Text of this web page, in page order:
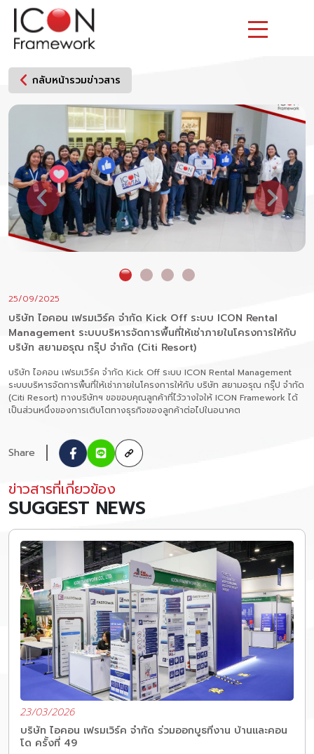
Skip
content
กลับหน้ารวมข่าวสาร
25/09/2025
บริษัท ไอคอน เฟรมเวิร์ค จำกัด Kick Off ระบบ ICON Rental
Management ระบบบริหารจัดการพื้นที่ให้เช่าภายในโครงการให้กับ
บริษัท สยามอรุณ กรุ๊ป จำกัด (Citi Resort)
บริษัท ไอคอน เฟรมเวิร์ค จำกัด Kick Off ระบบ ICON Rental Management
ระบบบริหารจัดการพื้นที่ให้เช่าภายในโครงการให้กับ บริษัท สยามอรุณ กรุ๊ป จำกัด
(Citi Resort) ทางบริษัทฯ ขอขอบคุณลูกค้าที่ไว้วางใจให้ ICON Framework ได้
เป็นส่วนหนึ่งของการเติบโตทางธุรกิจของลูกค้าต่อไปในอนาคต
Share
ข่าวสารที่เกี่ยวข้อง
SUGGEST NEWS
23/03/2026
บริษัท ไอคอน เฟรมเวิร์ค จำกัด ร่วมออกบูธที่งาน บ้านและคอน
โด ครั้งที่ 49